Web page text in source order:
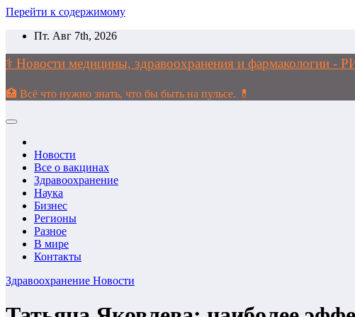
Перейти к содержимому
Пт. Авг 7th, 2026
⚕️ Новости медицины, здравоохранения и
🏥 Всё что нужно знать, что бы быть на пульсе. 💊
Новости
Все о вакцинах
Здравоохранение
Наука
Бизнес
Регионы
Разное
В мире
Контакты
Здравоохранение Новости